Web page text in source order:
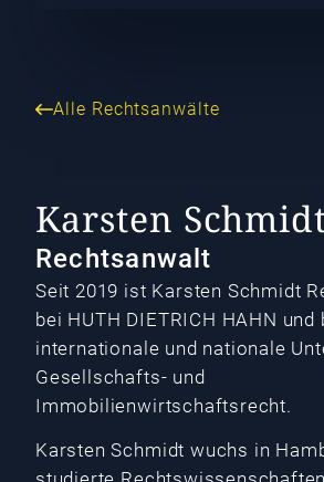
Alle Rechtsanwälte
Karsten
Rechtsanwalt
Seit 2019 ist Karsten Schmidt
bei HUTH DIETRICH HAHN und
internationale und nationale
Gesellschafts- und
Immobilienwirtschaftsrecht.
Karsten Schmidt wuchs in